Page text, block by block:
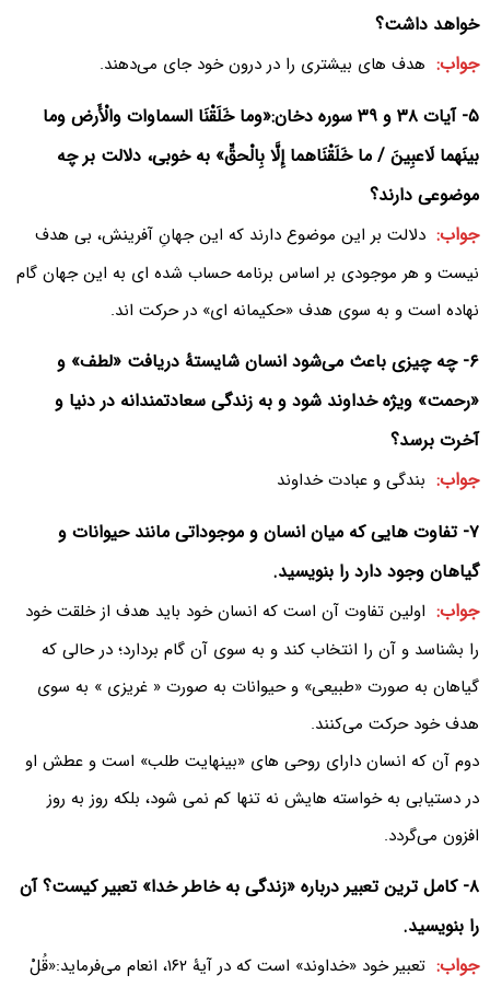
خواهد داشت؟
جواب: هدف های بیشتری را در درون خود جای می‌دهند.
۵- آیات ۳۸ و ۳۹ سوره دخان:«وما خَلَقْنَا السماوات والْأَرض وما
بینَهما لَاعبِینَ / ما خَلَقْنَاهما إِلَّا بِالْحقِّ» به خوبی، دلالت بر چه
موضوعی دارند؟
جواب: دلالت بر این موضوع دارند که این جهانِ آفرینش، بی هدف
نیست و هر موجودی بر اساس برنامه حساب شده ای به این جهان گام
نهاده است و به سوی هدف «حکیمانه ای» در حرکت اند.
۶- چه چیزی باعث می‌‌شود انسان شایستۀ دریافت «لطف» و
«رحمت» ویژه خداوند شود و به زندگی سعادتمندانه در دنیا و
آخرت برسد؟
جواب: بندگی و عبادت خداوند
۷- تفاوت هایی که میان انسان و موجوداتی مانند حیوانات و
گیاهان وجود دارد را بنویسید.
جواب: اولین تفاوت آن است که انسان خود باید هدف از خلقت خود
را بشناسد و آن را انتخاب کند و به سوی آن گام بردارد؛ در حالی که
گیاهان به صورت «طبیعی» و حیوانات به صورت « غریزی » به سوی
هدف خود حرکت می‌کنند.
دوم آن که انسان دارای روحی های «بینهایت طلب» است و عطش او
در دستیابی به خواسته هایش نه تنها کم نمی شود، بلکه روز به روز
افزون می‌گردد.
۸- کامل ترین تعبیر درباره «زندگی به خاطر خدا» تعبیر کیست؟ آن
را بنویسید.
جواب:
تعبیر خود «خداوند» است که در آیۀ ۱۶۲، انعام می‌فرماید:«قُلْ